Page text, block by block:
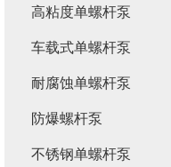
高粘度单螺杆泵
车载式单螺杆泵
耐腐蚀单螺杆泵
防爆螺杆泵
不锈钢单螺杆泵